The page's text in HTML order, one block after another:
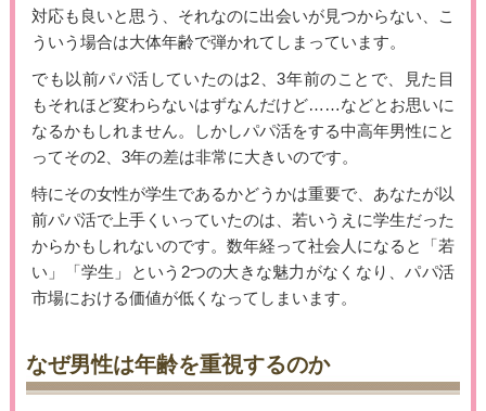
対応も良いと思う、それなのに出会いが見つからない、こ
ういう場合は大体年齢で弾かれてしまっています。
でも以前パパ活していたのは2、3年前のことで、見た目
もそれほど変わらないはずなんだけど……などとお思いに
なるかもしれません。しかしパパ活をする中高年男性にと
ってその2、3年の差は非常に大きいのです。
特にその女性が学生であるかどうかは重要で、あなたが以
前パパ活で上手くいっていたのは、若いうえに学生だった
からかもしれないのです。数年経って社会人になると「若
い」「学生」という2つの大きな魅力がなくなり、パパ活
市場における価値が低くなってしまいます。
なぜ男性は年齢を重視するのか